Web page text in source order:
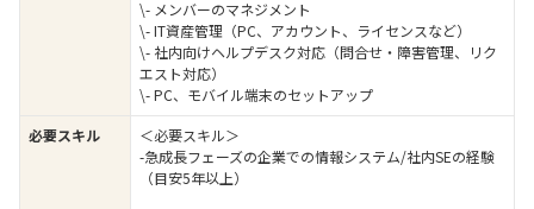
\- メンバーのマネジメント
\- IT資産管理（PC、アカウント、ライセンスなど）
\- 社内向けヘルプデスク対応（問合せ・障害管理、リク
エスト対応）
\- PC、モバイル端末のセットアップ
必要スキル
＜必要スキル＞
-急成長フェーズの企業での情報システム/社内SEの経験
（目安5年以上）